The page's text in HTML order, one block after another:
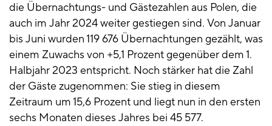
die Übernachtungs- und Gästezahlen aus Polen, die
auch im Jahr 2024 weiter gestiegen sind. Von Januar
bis Juni wurden 119 676 Übernachtungen gezählt, was
einem Zuwachs von +5,1 Prozent gegenüber dem 1.
Halbjahr 2023 entspricht. Noch stärker hat die Zahl
der Gäste zugenommen: Sie stieg in diesem
Zeitraum um 15,6 Prozent und liegt nun in den ersten
sechs Monaten dieses Jahres bei 45 577.